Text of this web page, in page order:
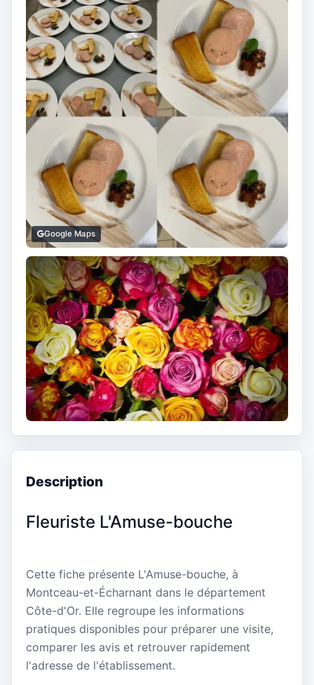
Google Maps
Description
Fleuriste L'Amuse-bouche
Cette fiche présente L'Amuse-bouche, à
Montceau-et-Écharnant dans le département
Côte-d'Or. Elle regroupe les informations
pratiques disponibles pour préparer une visite,
comparer les avis et retrouver rapidement
l'adresse de l'établissement.